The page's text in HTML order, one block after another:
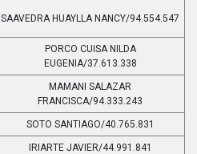
SAAVEDRA HUAYLLA NANCY/94.554.547
PORCO CUISA NILDA
EUGENIA/37.613.338
MAMANI SALAZAR
FRANCISCA/94.333.243
SOTO SANTIAGO/40.765.831
IRIARTE JAVIER/44.991.841